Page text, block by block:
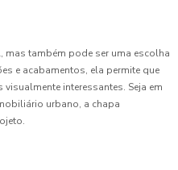
também pode ser uma escolha
e acabamentos, ela permite que
interessantes. Seja em
urbano, a chapa